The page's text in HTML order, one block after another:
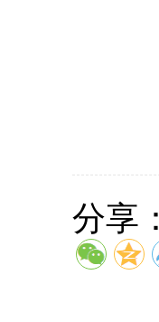
分享：